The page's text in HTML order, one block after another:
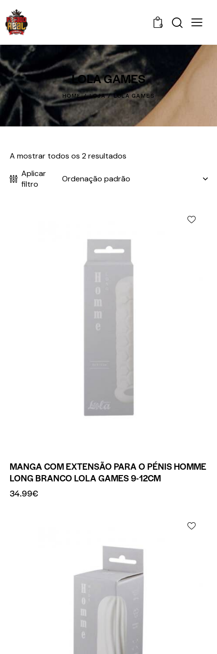
0
LOLA GAMES
HOME LOJA LOLA GAMES
A mostrar todos os 2 resultados
Aplicar
filtro
MANGA COM EXTENSÃO PARA O PÉNIS HOMME
LONG BRANCO LOLA GAMES 9-12CM
34.99€